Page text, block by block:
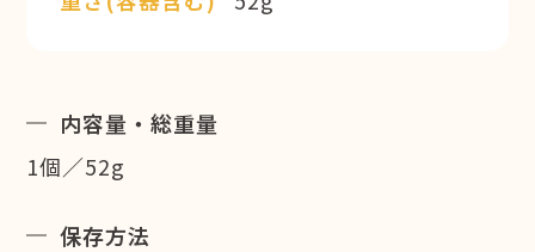
内容量・総重量
1個／52g
保存方法